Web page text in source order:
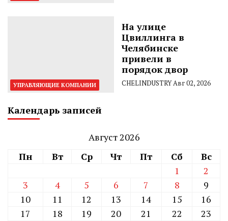
УПРАВЛЯЮЩИЕ КОМПАНИИ
На улице
Цвиллинга в
Челябинске
привели в
порядок двор
CHELINDUSTRY Авг 02, 2026
Календарь записей
Август 2026
Пн
Вт Ср Чт Пт Сб
Вс
1
2
3
4 5 6 7 8
9
10
11 12 13 14 15
16
17
18 19 20 21 22
23